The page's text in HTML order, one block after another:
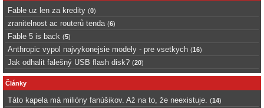
Fable uz len za kredity (0)
zranitelnost ac routerů tenda (6)
Fable 5 is back (5)
Anthropic vypol najvykonejsie modely - pre vsetkych (16)
Jak odhalit falešný USB flash disk? (20)
Články
Táto kapela má milióny fanúšikov. Až na to, že neexistuje. (14)